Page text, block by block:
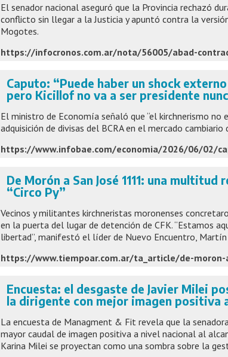
El senador nacional aseguró que la Provincia rechazó
conflicto sin llegar a la Justicia y apuntó contra la
Mogotes.
Caputo: “Puede haber un shock
pero Kicillof no va a ser presidente
El ministro de Economía señaló que “el kirchnerismo no
adquisición de divisas del BCRA en el mercado
De Morón a San José 1111: una
“Circo Py”
Vecinos y militantes kirchneristas moronenses
en la puerta del lugar de detención de CFK. “Estamos
libertad”, manifestó el líder de Nuevo Encuentro,
Encuesta: el desgaste de Javier Milei
la dirigente con mejor imagen positiva
La encuesta de Managment & Fit revela que la
mayor caudal de imagen positiva a nivel nacional al
Karina Milei se proyectan como una sombra sobre la